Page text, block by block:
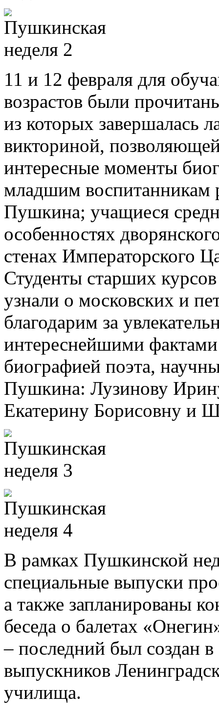
11 и 12 февраля для
возрастов были
из которых завершалась
викториной,
интересные моменты
младшим воспитанникам
Пушкина; учащиеся
особенностях
стенах Императорского
Студенты старших
узнали о московских и
благодарим за
интереснейшими
биографией поэта,
Пушкина: Лузинову
Екатерину Борисовну и
В рамках Пушкинской
специальные выпуски
а также запланированы
беседа о балетах
– последний был создан
выпускников
училища.